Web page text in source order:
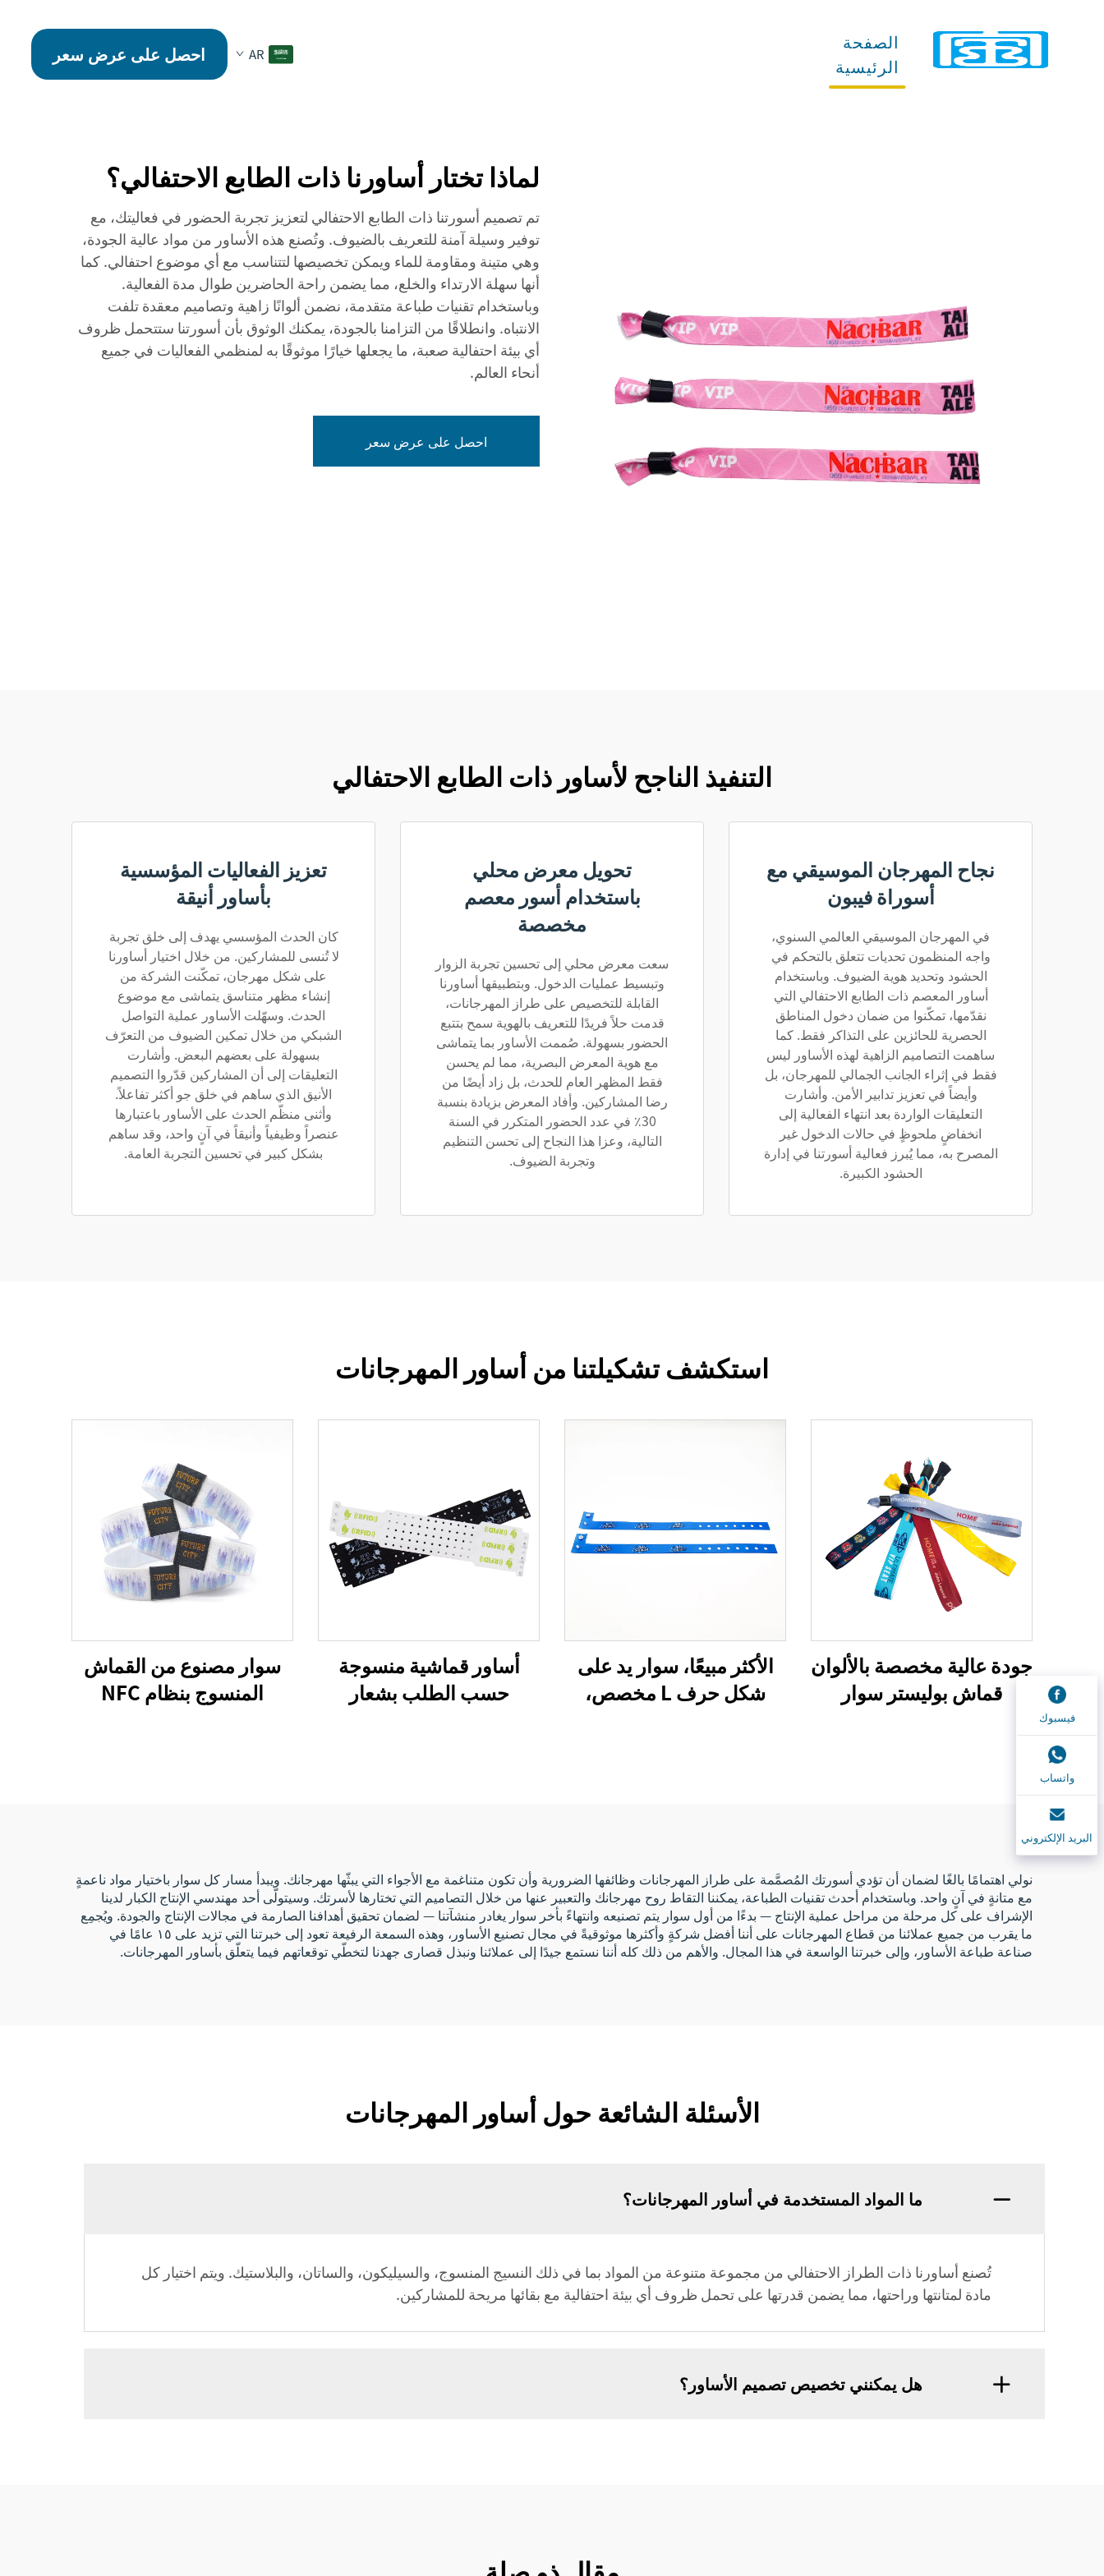
الصفحة
الرئيسية
AR احصل على عرض سعر
لماذا تختار أساورنا ذات الطابع الاحتفالي؟
تم تصميم أسورتنا ذات الطابع الاحتفالي لتعزيز تجربة الحضور في فعاليتك، مع
توفير وسيلة آمنة للتعريف بالضيوف. وتُصنع هذه الأساور من مواد عالية الجودة،
وهي متينة ومقاومة للماء ويمكن تخصيصها لتتناسب مع أي موضوع احتفالي. كما
أنها سهلة الارتداء والخلع، مما يضمن راحة الحاضرين طوال مدة الفعالية.
وباستخدام تقنيات طباعة متقدمة، نضمن ألوانًا زاهية وتصاميم معقدة تلفت
الانتباه. وانطلاقًا من التزامنا بالجودة، يمكنك الوثوق بأن أسورتنا ستتحمل ظروف
أي بيئة احتفالية صعبة، ما يجعلها خيارًا موثوقًا به لمنظمي الفعاليات في جميع
أنحاء العالم.
احصل على عرض سعر
التنفيذ الناجح لأساور ذات الطابع الاحتفالي
نجاح المهرجان الموسيقي مع
أسوراة فيبون
في المهرجان الموسيقي العالمي السنوي،
واجه المنظمون تحديات تتعلق بالتحكم في
الحشود وتحديد هوية الضيوف. وباستخدام
أساور المعصم ذات الطابع الاحتفالي التي
نقدّمها، تمكّنوا من ضمان دخول المناطق
الحصرية للحائزين على التذاكر فقط. كما
ساهمت التصاميم الزاهية لهذه الأساور ليس
فقط في إثراء الجانب الجمالي للمهرجان، بل
وأيضاً في تعزيز تدابير الأمن. وأشارت
التعليقات الواردة بعد انتهاء الفعالية إلى
انخفاضٍ ملحوظٍ في حالات الدخول غير
المصرح به، مما يُبرز فعالية أسورتنا في إدارة
الحشود الكبيرة.
تحويل معرض محلي
باستخدام أسور معصم
مخصصة
سعت معرض محلي إلى تحسين تجربة الزوار
وتبسيط عمليات الدخول. وبتطبيقها أساورنا
القابلة للتخصيص على طراز المهرجانات،
قدمت حلاً فريدًا للتعريف بالهوية سمح بتتبع
الحضور بسهولة. صُممت الأساور بما يتماشى
مع هوية المعرض البصرية، مما لم يحسن
فقط المظهر العام للحدث، بل زاد أيضًا من
رضا المشاركين. وأفاد المعرض بزيادة بنسبة
30٪ في عدد الحضور المتكرر في السنة
التالية، وعزا هذا النجاح إلى تحسن التنظيم
وتجربة الضيوف.
تعزيز الفعاليات المؤسسية
بأساور أنيقة
كان الحدث المؤسسي يهدف إلى خلق تجربة
لا تُنسى للمشاركين. من خلال اختيار أساورنا
على شكل مهرجان، تمكّنت الشركة من
إنشاء مظهر متناسق يتماشى مع موضوع
الحدث. وسهّلت الأساور عملية التواصل
الشبكي من خلال تمكين الضيوف من التعرّف
بسهولة على بعضهم البعض. وأشارت
التعليقات إلى أن المشاركين قدّروا التصميم
الأنيق الذي ساهم في خلق جو أكثر تفاعلاً.
وأثنى منظّم الحدث على الأساور باعتبارها
عنصراً وظيفياً وأنيقاً في آنٍ واحد، وقد ساهم
بشكل كبير في تحسين التجربة العامة.
استكشف تشكيلتنا من أساور المهرجانات
جودة عالية مخصصة بالألوان
قماش بوليستر سوار
الأكثر مبيعًا، سوار يد على
شكل حرف L مخصص،
أساور قماشية منسوجة
حسب الطلب بشعار
سوار مصنوع من القماش
المنسوج بنظام NFC
نولي اهتمامًا بالغًا لضمان أن تؤدي أسورتك المُصمَّمة على طراز المهرجانات وظائفها الضرورية وأن تكون متناغمة مع الأجواء التي يبثّها مهرجانك. ويبدأ مسار كل سوار باختيار مواد ناعمةٍ
مع متانةٍ في آنٍ واحد. وباستخدام أحدث تقنيات الطباعة، يمكننا التقاط روح مهرجانك والتعبير عنها من خلال التصاميم التي تختارها لأسرتك. وسيتولّى أحد مهندسي الإنتاج الكبار لدينا
الإشراف على كل مرحلة من مراحل عملية الإنتاج — بدءًا من أول سوار يتم تصنيعه وانتهاءً بأخر سوار يغادر منشآتنا — لضمان تحقيق أهدافنا الصارمة في مجالات الإنتاج والجودة. ويُجمِع
ما يقرب من جميع عملائنا من قطاع المهرجانات على أننا أفضل شركةٍ وأكثرها موثوقيةً في مجال تصنيع الأساور، وهذه السمعة الرفيعة تعود إلى خبرتنا التي تزيد على ١٥ عامًا في
صناعة طباعة الأساور، وإلى خبرتنا الواسعة في هذا المجال. والأهم من ذلك كله أننا نستمع جيدًا إلى عملائنا ونبذل قصارى جهدنا لتخطّي توقعاتهم فيما يتعلّق بأساور المهرجانات.
الأسئلة الشائعة حول أساور المهرجانات
ما المواد المستخدمة في أساور المهرجانات؟
تُصنع أساورنا ذات الطراز الاحتفالي من مجموعة متنوعة من المواد بما في ذلك النسيج المنسوج، والسيليكون، والساتان، والبلاستيك. ويتم اختيار كل
مادة لمتانتها وراحتها، مما يضمن قدرتها على تحمل ظروف أي بيئة احتفالية مع بقائها مريحة للمشاركين.
هل يمكنني تخصيص تصميم الأساور؟
فيسبوك
واتساب
البريد الإلكتروني